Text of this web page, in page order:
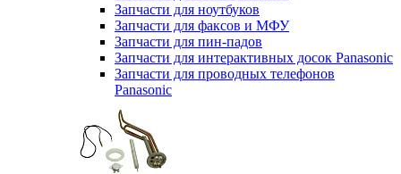
Запчасти для ноутбуков
Запчасти для факсов и МФУ
Запчасти для пин-падов
Запчасти для интерактивных досок Panasonic
Запчасти для проводных телефонов
Panasonic